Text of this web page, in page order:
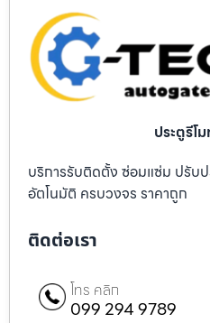
ประตูรีโ
บริการรับติดตั้ง ซ่อมแซ่ม ปรับป
อัตโนมัติ ครบวงจร ราคาถูก
ติดต่อเรา
โทร คลิก
099 294 9789